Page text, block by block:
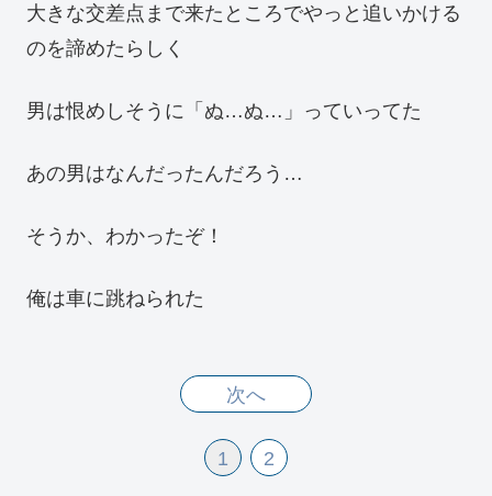
大きな交差点まで来たところでやっと追いかける
のを諦めたらしく
男は恨めしそうに「ぬ…ぬ…」っていってた
あの男はなんだったんだろう…
そうか、わかったぞ！
俺は車に跳ねられた
次へ
1 2